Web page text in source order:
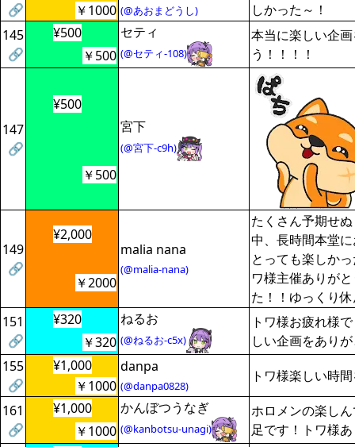
🔗
(@あおまどうし)
しかった～！
￥1000
145
🔗
¥500 セティ
(@セティ-108)
本当に楽しい企
う！！！！
￥500
147
🔗
¥500
宮下
(@宮下-c9h)
￥500
149
🔗
¥2,000
malia nana
(@malia-nana)
たくさん予期せ
中、長時間本堂
とっても楽しか
ワ様主催ありが
た！！ゆっくり
￥2000
151
🔗
¥320 ねるお
(@ねるお-c5x)
トワ様お疲れ様
しい企画をあり
￥320
155
🔗
¥1,000 danpa
(@danpa0828)
トワ様楽しい時
￥1000
161
🔗
¥1,000 かんぼつうなぎ
(@kanbotsu-unagi)
ホロメンの楽し
足です！トワ様
￥1000